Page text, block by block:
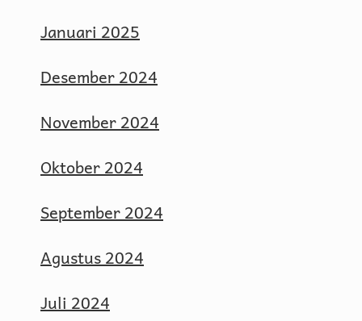
Januari 2025
Desember 2024
November 2024
Oktober 2024
September 2024
Agustus 2024
Juli 2024